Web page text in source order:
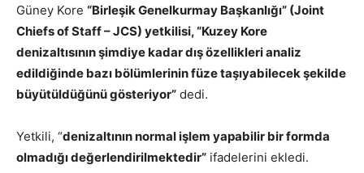
Güney Kore “Birleşik Genelkurmay Başkanlığı” (Joint
Chiefs of Staff – JCS) yetkilisi, “Kuzey Kore
denizaltısının şimdiye kadar dış özellikleri analiz
edildiğinde bazı bölümlerinin füze taşıyabilecek şekilde
büyütüldüğünü gösteriyor” dedi.
Yetkili, “denizaltının normal işlem yapabilir bir formda
olmadığı değerlendirilmektedir” ifadelerini ekledi.